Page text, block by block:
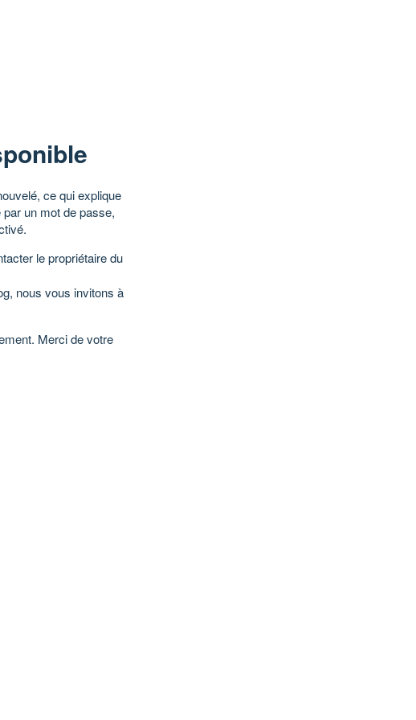
ce qui explique
un mot de passe,
le propriétaire du
nous vous invitons à
Merci de votre